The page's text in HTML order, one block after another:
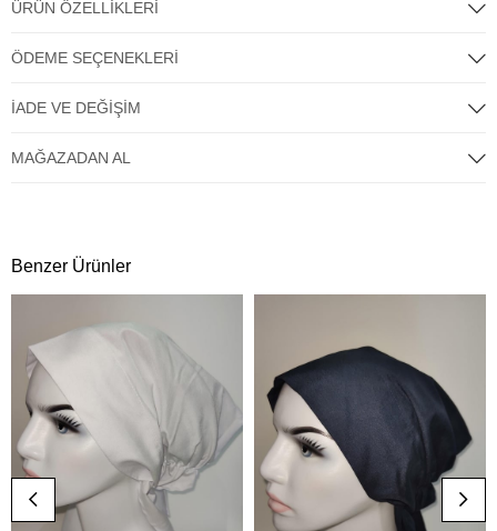
ÜRÜN ÖZELLIKLERI
ÖDEME SEÇENEKLERI
İADE VE DEĞIŞIM
MAĞAZADAN AL
Benzer Ürünler